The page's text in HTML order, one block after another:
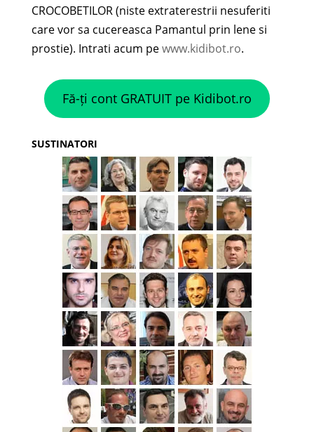
CROCOBETILOR (niste extraterestrii nesuferiti
care vor sa cucereasca Pamantul prin lene si
prostie). Intrati acum pewww.kidibot.ro.
Fă-ți cont GRATUIT pe Kidibot.ro
SUSTINATORI